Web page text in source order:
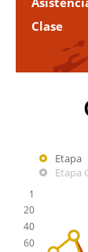
Clase
Etapa
Etapa